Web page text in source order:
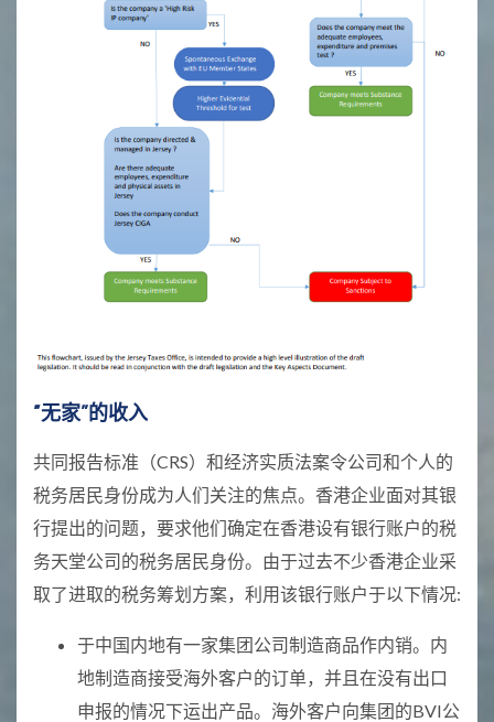
“无家”的收入
共同报告标准（CRS）和经济实质法案令公司和个人的
税务居民身份成为人们关注的焦点。香港企业面对其银
行提出的问题，要求他们确定在香港设有银行账户的税
务天堂公司的税务居民身份。由于过去不少香港企业采
取了进取的税务筹划方案，利用该银行账户于以下情况:
于中国内地有一家集团公司制造商品作内销。内
地制造商接受海外客户的订单，并且在没有出口
申报的情况下运出产品。海外客户向集团的BVI公